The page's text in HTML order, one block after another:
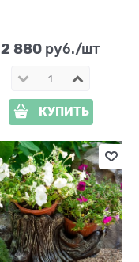
2 880 руб./шт
КУПИТЬ